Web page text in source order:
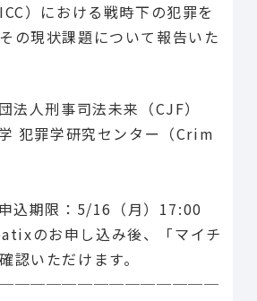
ICC）における戦時下の犯罪を
の現状課題について報告いた
法人刑事司法未来（CJF）
犯罪学研究センター（Crim
込期限：5/16（月）17:00
のお申し込み後、「マイチ
認いただけます。